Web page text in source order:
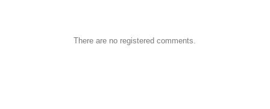
There are no registered comments.